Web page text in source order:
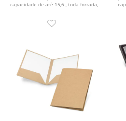
capacidade de até 15,6 , toda forrada,